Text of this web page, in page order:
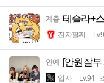
계층 테슬라+
전자팔찌
연예 [안원잘부
입사 Lv.94